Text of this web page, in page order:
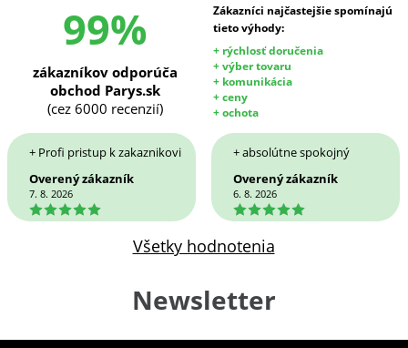
99%
Zákazníci najčastejšie spomínajú
tieto výhody:
+ rýchlosť doručenia
+ výber tovaru
+ komunikácia
+ ceny
+ ochota
zákazníkov odporúča
obchod Parys.sk
(cez 6000 recenzií)
+ Profi pristup k zakaznikovi
Overený zákazník
7. 8. 2026
5
+ absolútne spokojný
Overený zákazník
6. 8. 2026
5
Všetky hodnotenia
Newsletter